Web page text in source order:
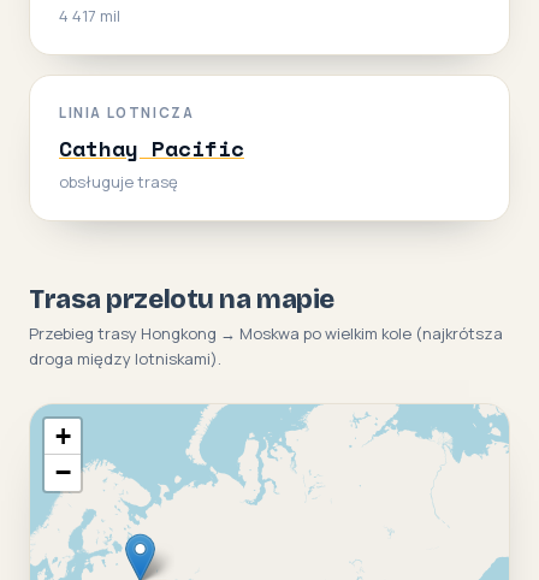
4 417 mil
LINIA LOTNICZA
Cathay Pacific
obsługuje trasę
Trasa przelotu na mapie
Przebieg trasy Hongkong → Moskwa po wielkim kole (najkrótsza
droga między lotniskami).
+
−